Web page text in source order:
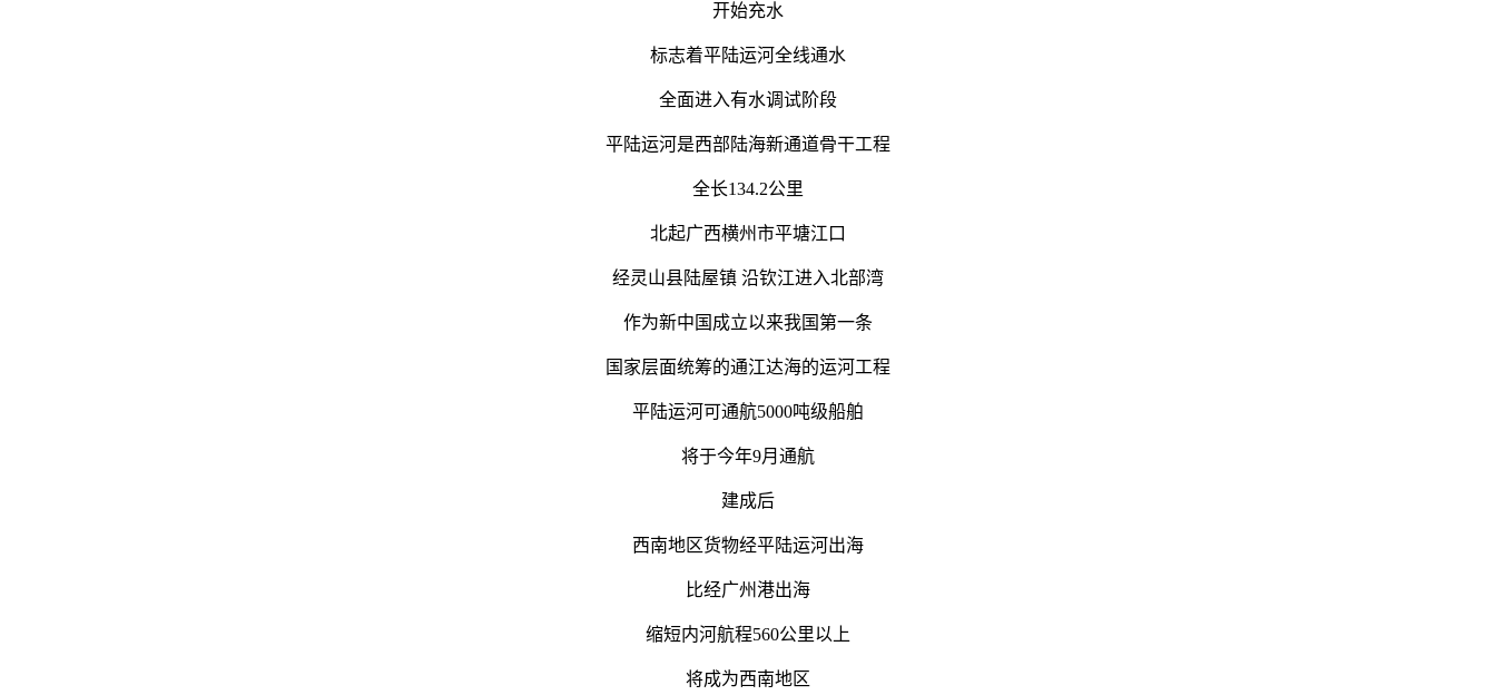
开始充水
标志着平陆运河全线通水
全面进入有水调试阶段
平陆运河是西部陆海新通道骨干工程
全长134.2公里
北起广西横州市平塘江口
经灵山县陆屋镇 沿钦江进入北部湾
作为新中国成立以来我国第一条
国家层面统筹的通江达海的运河工程
平陆运河可通航5000吨级船舶
将于今年9月通航
建成后
西南地区货物经平陆运河出海
比经广州港出海
缩短内河航程560公里以上
将成为西南地区